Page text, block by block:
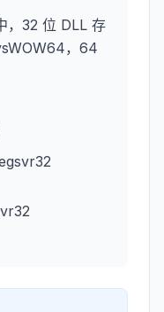
，32 位 DLL 存
，64